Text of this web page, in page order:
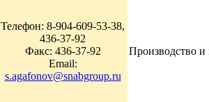
Телефон: 8-904-609-53-38,
436-37-92
Факс: 436-37-92
Email:
s.agafonov@snabgroup.ru
Производство и